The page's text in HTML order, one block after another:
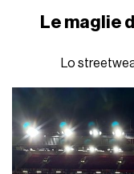
Le maglie
Lo